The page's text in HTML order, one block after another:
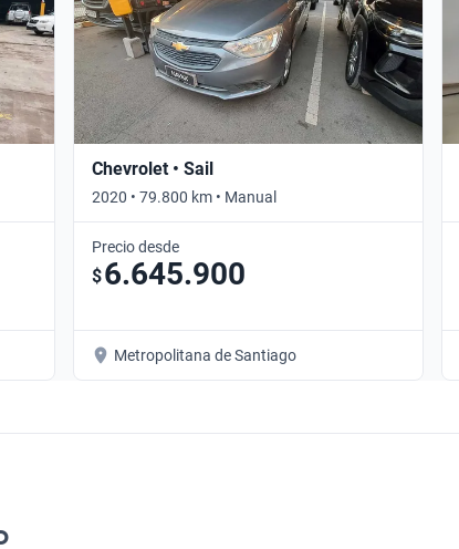
Chevrolet • Sail
2020 • 79.800 km • Manual
Precio desde
$6.645.900
Metropolitana de Santiago